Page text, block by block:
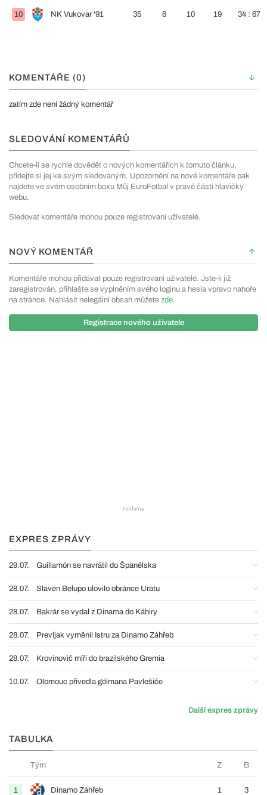
10 NK Vukovar '91 35 6 10 19 34 : 67
KOMENTÁŘE (0)
zatím zde není žádný komentář
SLEDOVÁNÍ KOMENTÁŘŮ
Chcete-li se rychle dovědět o nových komentářích k tomuto článku,
přidejte si jej ke svým sledovaným. Upozornění na nové komentáře pak
najdete ve svém osobním boxu Můj EuroFotbal v pravé části hlavičky
webu.
Sledovat komentáře mohou pouze registrovaní uživatelé.
NOVÝ KOMENTÁŘ
Komentáře mohou přidávat pouze registrovaní uživatelé. Jste-li již
zaregistrován, přihlašte se vyplněním svého loginu a hesla vpravo nahoře
na stránce. Nahlásit nelegální obsah můžete zde.
Registrace nového uživatele
EXPRES ZPRÁVY
29.07. Guillamón se navrátil do Španělska
28.07. Slaven Belupo ulovilo obránce Uratu
28.07. Bakrár se vydal z Dinama do Káhiry
28.07. Prevljak vyměnil Istru za Dinamo Záhřeb
28.07. Krovinovič míří do brazilského Gremia
10.07. Olomouc přivedla gólmana Pavlešiče
Další expres zprávy
TABULKA
Tým Z B
1 Dinamo Záhřeb 1 3